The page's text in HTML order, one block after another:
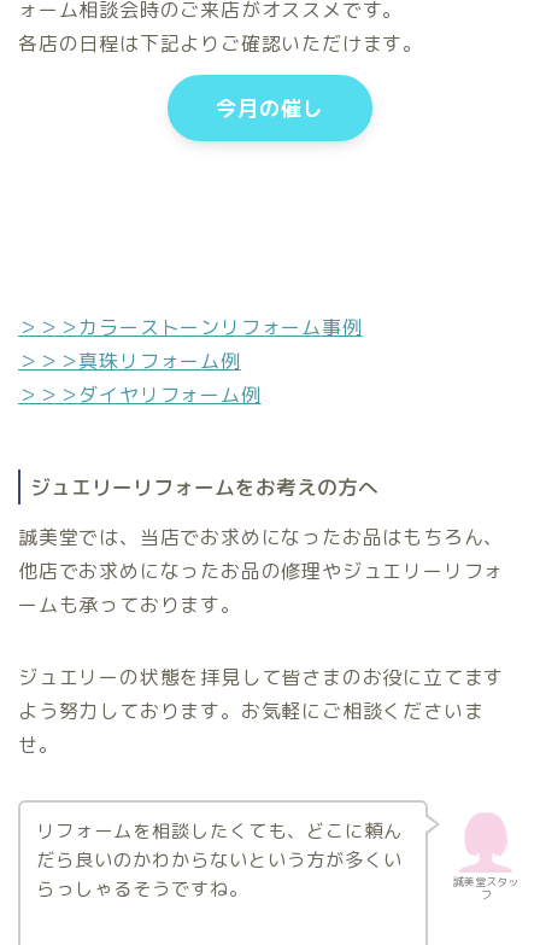
ォーム相談会時のご来店がオススメです。
各店の日程は下記よりご確認いただけます。
今月の催し
＞＞＞カラーストーンリフォーム事例
＞＞＞真珠リフォーム例
＞＞＞ダイヤリフォーム例
ジュエリーリフォームをお考えの方へ
誠美堂では、当店でお求めになったお品はもちろん、
他店でお求めになったお品の修理やジュエリーリフォ
ームも承っております。
ジュエリーの状態を拝見して皆さまのお役に立てます
よう努力しております。お気軽にご相談くださいま
せ。
誠美堂スタッ
フ
リフォームを相談したくても、どこに頼ん
だら良いのかわからないという方が多くい
らっしゃるそうですね。